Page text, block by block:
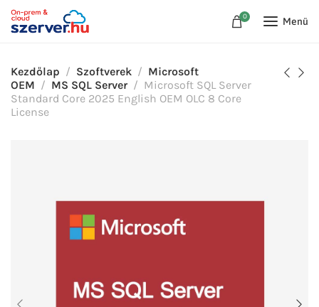
0 Menü
Kezdőlap Szoftverek
Microsoft
OEM
MS SQL Server
Microsoft SQL Server
Standard Core 2025 English OEM OLC 8 Core
License